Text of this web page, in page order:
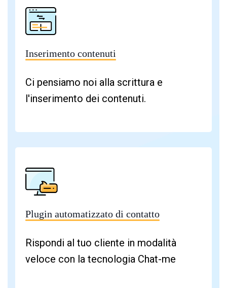
Inserimento contenuti
Ci pensiamo noi alla scrittura e
l'inserimento dei contenuti.
Plugin automatizzato di contatto
Rispondi al tuo cliente in modalità
veloce con la tecnologia Chat-me